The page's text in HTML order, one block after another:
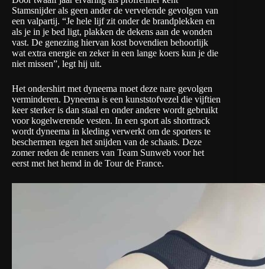
Stamsnijder als geen ander de vervelende gevolgen van
een valpartij. “Je hele lijf zit onder de brandplekken en
als je in je bed ligt, plakken de dekens aan de wonden
vast. De genezing hiervan kost bovendien behoorlijk
wat extra energie en zeker in een lange koers kun je die
niet missen”, legt hij uit.
Het ondershirt met dyneema moet deze nare gevolgen
verminderen. Dyneema is een kunststofvezel die vijftien
keer sterker is dan staal en onder andere wordt gebruikt
voor kogelwerende vesten. In een sport als shorttrack
wordt dyneema in kleding verwerkt om de sporters te
beschermen tegen het snijden van de schaats. Deze
zomer reden de renners van Team Sunweb voor het
eerst met het hemd in de Tour de France.